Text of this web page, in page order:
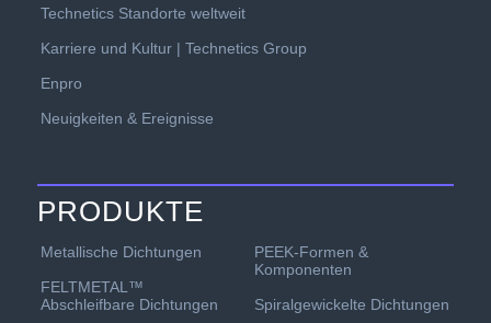
Technetics Standorte weltweit
Karriere und Kultur | Technetics Group
Enpro
Neuigkeiten & Ereignisse
PRODUKTE
Metallische Dichtungen
FELTMETAL™
Abschleifbare Dichtungen
PEEK-Formen &
Komponenten
Spiralgewickelte Dichtungen